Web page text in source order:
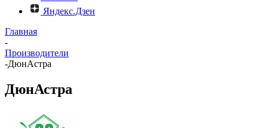
Яндекс.Дзен
Главная
-
Производители
-ДюнАстра
ДюнАстра